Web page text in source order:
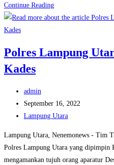
Continue ReadingKasdim
0410/KBL
Harus
Polres Lampung
Kades
Post
author:
admin
Post
published:
September 16, 2022
Post
Lampung Utara
Lampung Utara, Nenemonews - Tim
Polres Lampung Utara yang dipimpin
mengamankan tujuh orang aparatur